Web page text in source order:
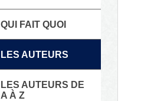
QUI FAIT QUOI
LES AUTEURS
LES AUTEURS DE
A À Z